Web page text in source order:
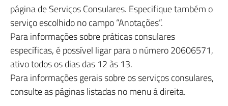
página de Serviços Consulares. Especifique também o
serviço escolhido no campo “Anotações”.
Para informações sobre práticas consulares
específicas, é possível ligar para o número 20606571,
ativo todos os dias das 12 às 13.
Para informações gerais sobre os serviços consulares,
consulte as páginas listadas no menu á direita.